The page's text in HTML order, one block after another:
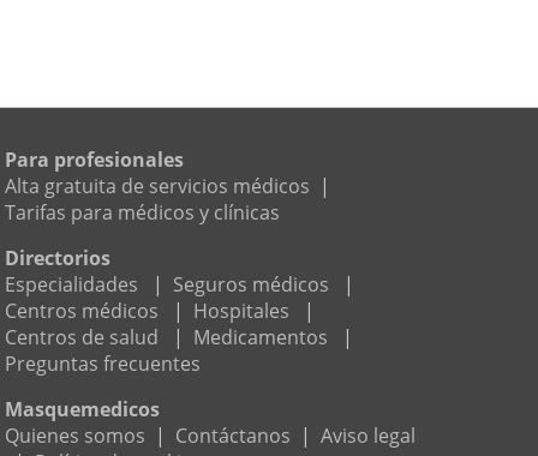
Para profesionales
Alta gratuita de servicios médicos |
Tarifas para médicos y clínicas
Directorios
Especialidades
| Seguros médicos
|
Centros médicos
| Hospitales
|
Centros de salud
| Medicamentos
|
Preguntas frecuentes
Masquemedicos
Quienes somos | Contáctanos | Aviso legal